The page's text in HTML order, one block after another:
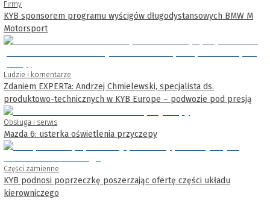
Firmy
KYB sponsorem programu wyścigów długodystansowych BMW M
Motorsport
Ludzie i komentarze
Zdaniem EXPERTa: Andrzej Chmielewski, specjalista ds.
produktowo-technicznych w KYB Europe – podwozie pod presją
Obsługa i serwis
Mazda 6: usterka oświetlenia przyczepy
Części zamienne
KYB podnosi poprzeczkę poszerzając ofertę części układu
kierowniczego